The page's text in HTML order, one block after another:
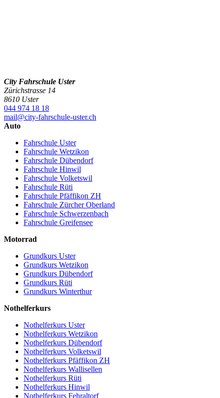
City Fahrschule Uster
Zürichstrasse 14
8610 Uster
044 974 18 18
mail@city-fahrschule-uster.ch
Auto
Fahrschule Uster
Fahrschule Wetzikon
Fahrschule Dübendorf
Fahrschule Hinwil
Fahrschule Volketswil
Fahrschule Rüti
Fahrschule Pfäffikon ZH
Fahrschule Zürcher Oberland
Fahrschule Schwerzenbach
Fahrschule Greifensee
Motorrad
Grundkurs Uster
Grundkurs Wetzikon
Grundkurs Dübendorf
Grundkurs Rüti
Grundkurs Winterthur
Nothelferkurs
Nothelferkurs Uster
Nothelferkurs Wetzikon
Nothelferkurs Dübendorf
Nothelferkurs Volketswil
Nothelferkurs Pfäffikon ZH
Nothelferkurs Wallisellen
Nothelferkurs Rüti
Nothelferkurs Hinwil
Nothelferkurs Fehraltorf